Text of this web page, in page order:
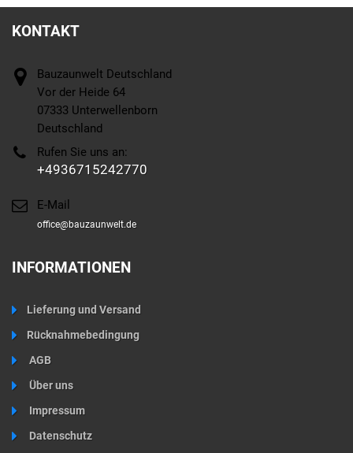
KONTAKT
Bauzaunwelt Deutschland
Vor der Heide 64
07333 Unterwellenborn
Deutschland
Rufen Sie uns an:
+4936715242770
E-Mail
office@bauzaunwelt.de
INFORMATIONEN
Lieferung und Versand
Rücknahmebedingung
AGB
Über uns
Impressum
Datenschutz